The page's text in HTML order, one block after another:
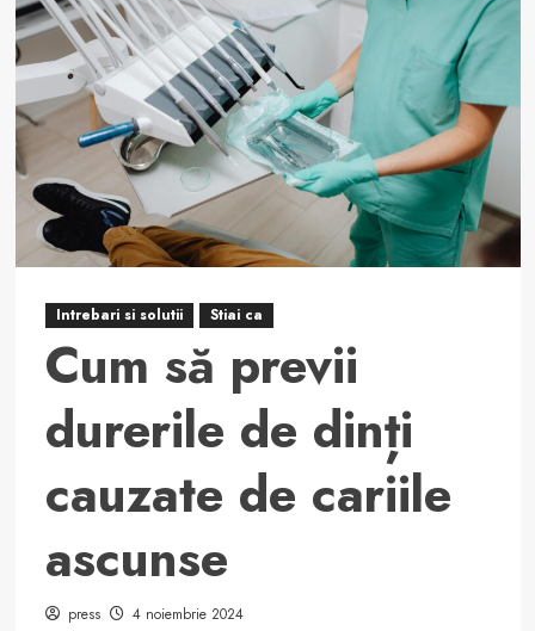
și
a
vitaminei
D
în
prevenirea
durerilor
dentare
Intrebari si solutii Stiai ca
Cum să previi
durerile de dinți
cauzate de cariile
ascunse
press 4 noiembrie 2024